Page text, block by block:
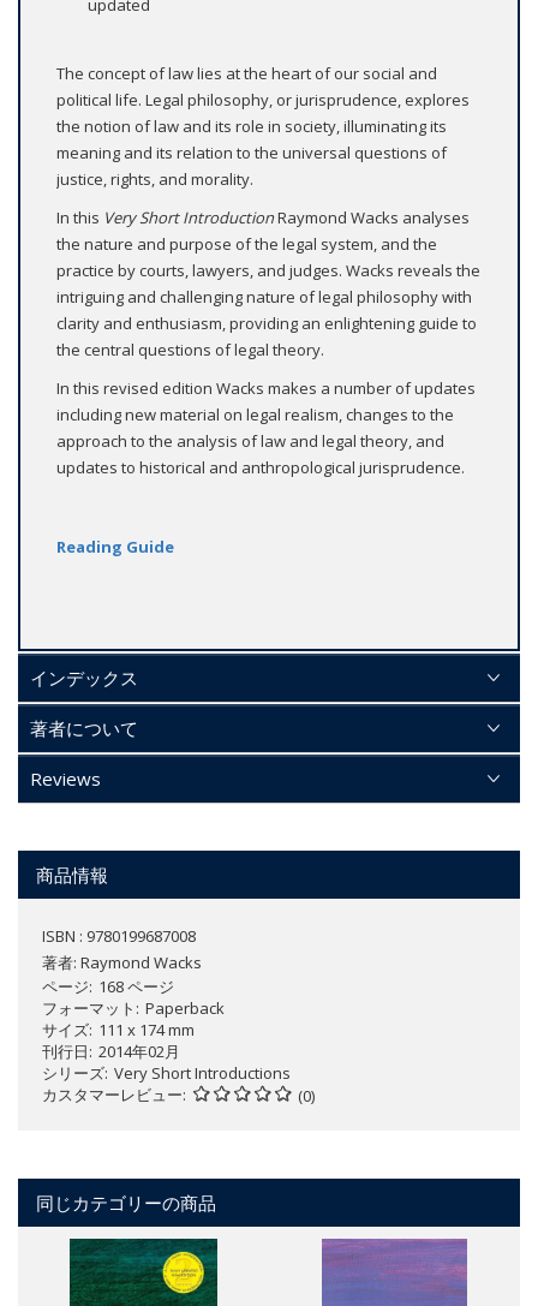
updated
The concept of law lies at the heart of our social and
political life. Legal philosophy, or jurisprudence, explores
the notion of law and its role in society, illuminating its
meaning and its relation to the universal questions of
justice, rights, and morality.
In this Very Short IntroductionRaymond Wacks analyses
the nature and purpose of the legal system, and the
practice by courts, lawyers, and judges. Wacks reveals the
intriguing and challenging nature of legal philosophy with
clarity and enthusiasm, providing an enlightening guide to
the central questions of legal theory.
In this revised edition Wacks makes a number of updates
including new material on legal realism, changes to the
approach to the analysis of law and legal theory, and
updates to historical and anthropological jurisprudence.
Reading Guide
インデックス
著者について
Reviews
商品情報
ISBN : 9780199687008
著者: Raymond Wacks
ページ 168 ページ
フォーマット
Paperback
サイズ 111 x 174 mm
刊行日 2014年02月
シリーズ Very Short Introductions
カスタマーレビュー
(0)
同じカテゴリーの商品